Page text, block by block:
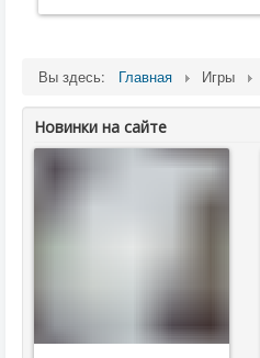
Вы здесь: Главная Игры
Новинки на сайте